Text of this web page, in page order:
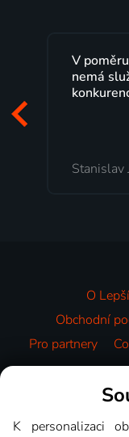
a nabídky kanálů
tuzemském trhu
O
Obchodní
Pro partnery
K personalizaci